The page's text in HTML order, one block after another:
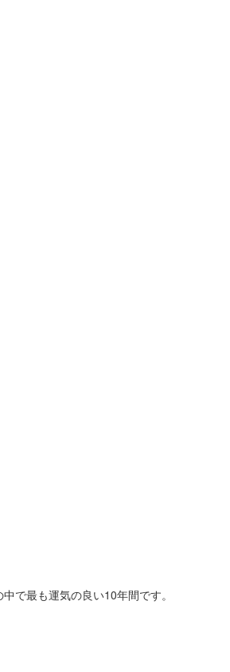
で最も運気の良い10年間です。